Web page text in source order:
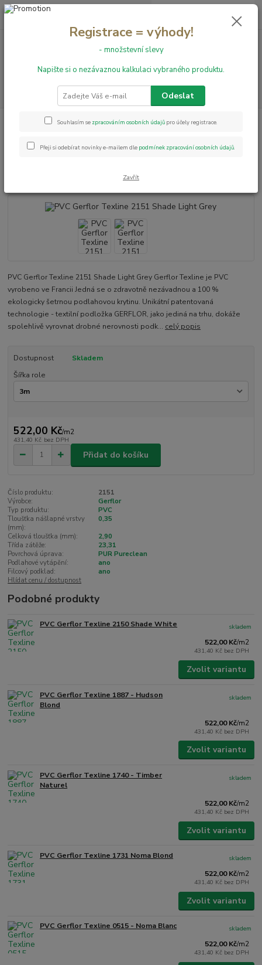
+420 731 199 591 0,00 Kč
PVC podlahy Texline
PVC Gerflor Texline 2151 Shade Light
PVC Gerflor Texline 2151 Shade
PVC Gerflor Texline 2151 Shade Light Grey Gerflor Texline je PVC
vyrobeno ve Francii Jedná se o zdravotně nezávadnou a 100 %
ekologicky šetrnou podlahovou krytinu. Unikátní patentovaná
technologie - textilní podložka GERFLOR, jako jediná na trhu, dokáže
spolehlivě vyrovnat drobné nerovnosti podk... celý popis
Dostupnost
Skladem
Šířka role
522,00 Kč/m2
431,40 Kč bez DPH
Přidat do košíku
Číslo produktu:
2151
Výrobce:
Gerflor
Typ produktu:
PVC
Tloušťka nášlapné vrstvy
(mm):
0,35
Celková tloušťka (mm):
2,90
Třída zátěže:
23,31
Povrchová úprava:
PUR Pureclean
Podlahové vytápění:
ano
Filcový podklad:
ano
Hlídat cenu / dostupnost
Podobné produkty
PVC Gerflor Texline 2150 Shade White
522,00 Kč/m2
431,40 Kč bez DPH
skladem
Zvolit variantu
PVC Gerflor Texline 1887 - Hudson
Blond
522,00 Kč/m2
431,40 Kč bez DPH
skladem
Zvolit variantu
PVC Gerflor Texline 1740 - Timber
Naturel
522,00 Kč/m2
431,40 Kč bez DPH
skladem
Zvolit variantu
PVC Gerflor Texline 1731 Noma Blond
522,00 Kč/m2
431,40 Kč bez DPH
skladem
Zvolit variantu
PVC Gerflor Texline 0515 - Noma Blanc
522,00 Kč/m2
431,40 Kč bez DPH
skladem
Registrace = výhody!
- množstevní slevy
Napište si o nezávaznou kalkulaci vybraného produktu.
Odeslat
Souhlasím se zpracováním osobních údajů pro účely registrace.
Přeji si odebírat novinky e-mailem dle podmínek zpracování osobních údajů.
Zavřít